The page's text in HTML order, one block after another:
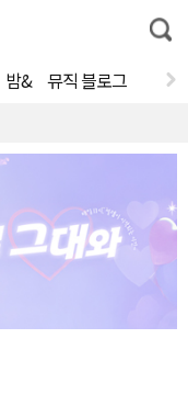
통
합
밤& 뮤직 블로그